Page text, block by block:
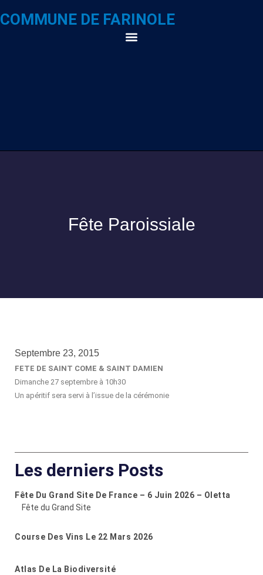
COMMUNE DE FARINOLE
Fête Paroissiale
Septembre 23, 2015
FETE DE SAINT COME & SAINT DAMIEN
Dimanche 27 septembre à 10h30
Un apéritif sera servi à l’issue de la cérémonie
Les derniers Posts
Fête Du Grand Site De France – 6 Juin 2026 – Oletta
Fête du Grand Site
Course Des Vins Le 22 Mars 2026
Atlas De La Biodiversité